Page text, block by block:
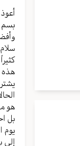
بسم
هذه
هو
بل
یوم
إلی